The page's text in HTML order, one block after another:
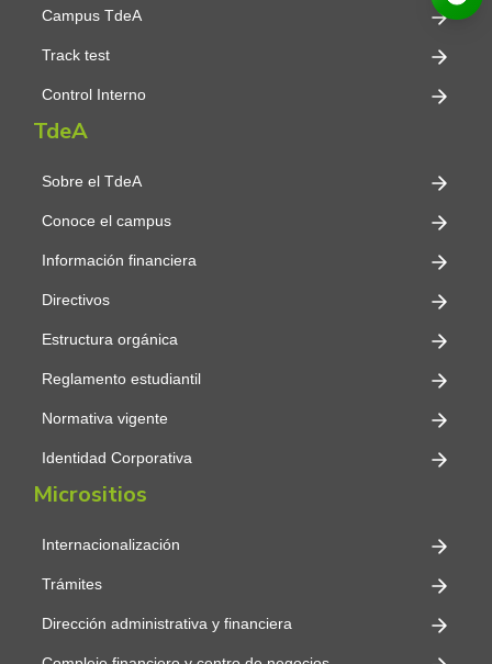
Campus TdeA
Track test
Control Interno
TdeA
Sobre el TdeA
Conoce el campus
Información financiera
Directivos
Estructura orgánica
Reglamento estudiantil
Normativa vigente
Identidad Corporativa
Micrositios
Internacionalización
Trámites
Dirección administrativa y financiera